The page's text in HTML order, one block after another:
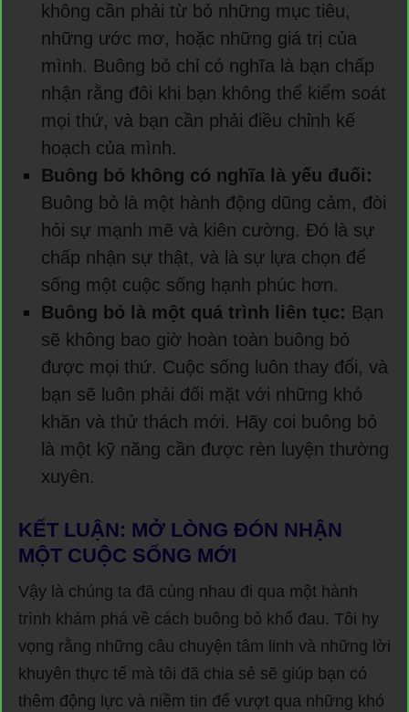
không cần phải từ bỏ những mục tiêu,
những ước mơ, hoặc những giá trị của
mình. Buông bỏ chỉ có nghĩa là bạn chấp
nhận rằng đôi khi bạn không thể kiểm soát
mọi thứ, và bạn cần phải điều chỉnh kế
hoạch của mình.
Buông bỏ không có nghĩa là yếu đuối:
Buông bỏ là một hành động dũng cảm, đòi
hỏi sự mạnh mẽ và kiên cường. Đó là sự
chấp nhận sự thật, và là sự lựa chọn để
sống một cuộc sống hạnh phúc hơn.
Buông bỏ là một quá trình liên tục: Bạn
sẽ không bao giờ hoàn toàn buông bỏ
được mọi thứ. Cuộc sống luôn thay đổi, và
bạn sẽ luôn phải đối mặt với những khó
khăn và thử thách mới. Hãy coi buông bỏ
là một kỹ năng cần được rèn luyện thường
xuyên.
KẾT LUẬN: MỞ LÒNG ĐÓN NHẬN
MỘT CUỘC SỐNG MỚI
Vậy là chúng ta đã cùng nhau đi qua một hành
trình khám phá về cách buông bỏ khổ đau. Tôi hy
vọng rằng những câu chuyện tâm linh và những lời
khuyên thực tế mà tôi đã chia sẻ sẽ giúp bạn có
thêm động lực và niềm tin để vượt qua những khó